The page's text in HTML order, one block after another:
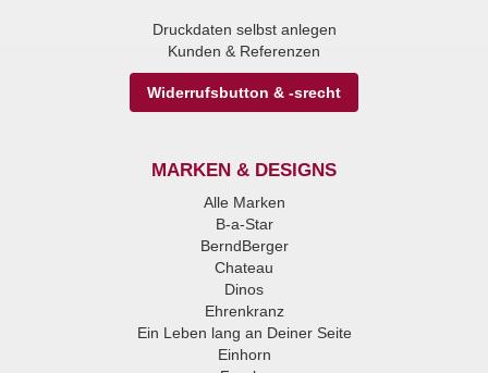
Druckdaten selbst anlegen
Kunden & Referenzen
Widerrufsbutton & -srecht
MARKEN & DESIGNS
Alle Marken
B-a-Star
BerndBerger
Chateau
Dinos
Ehrenkranz
Ein Leben lang an Deiner Seite
Einhorn